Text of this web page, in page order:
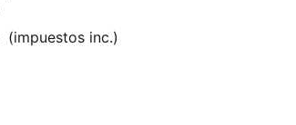
(impuestos inc.)